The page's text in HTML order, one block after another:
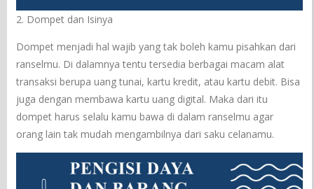
2. Dompet dan Isinya
Dompet menjadi hal wajib yang tak boleh kamu pisahkan dari
ranselmu. Di dalamnya tentu tersedia berbagai macam alat
transaksi berupa uang tunai, kartu kredit, atau kartu debit. Bisa
juga dengan membawa kartu uang digital. Maka dari itu
dompet harus selalu kamu bawa di dalam ranselmu agar
orang lain tak mudah mengambilnya dari saku celanamu.